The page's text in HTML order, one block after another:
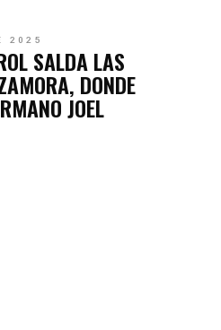
2025
SALDA LAS
DONDE
JOEL